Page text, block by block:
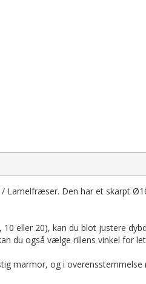
Lamelfræser. Den har et skarpt
eller 20), kan du blot justere
du også vælge rillens vinkel for
marmor, og i overensstemmelse